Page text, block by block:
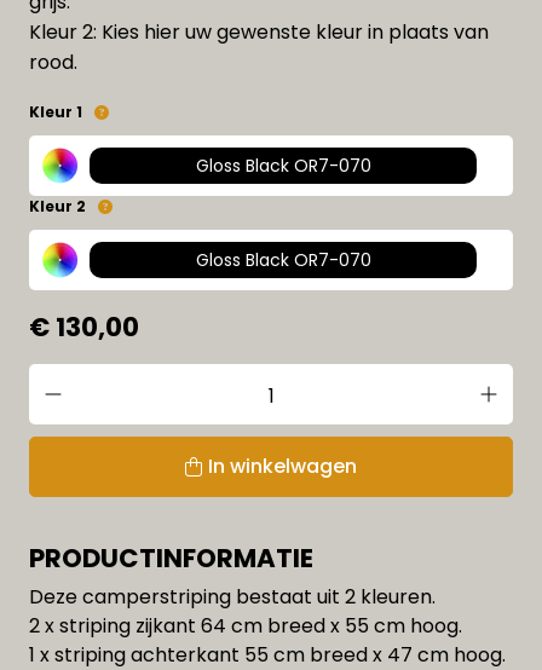
Kleur 2: Kies hier uw gewenste kleur in plaats van
rood.
Kleur 1
Gloss Black OR7-070
Kleur 2
Gloss Black OR7-070
€ 130,00
In winkelwagen
PRODUCTINFORMATIE
Deze camperstriping bestaat uit 2 kleuren.
2 x striping zijkant 64 cm breed x 55 cm hoog.
1 x striping achterkant 55 cm breed x 47 cm hoog.